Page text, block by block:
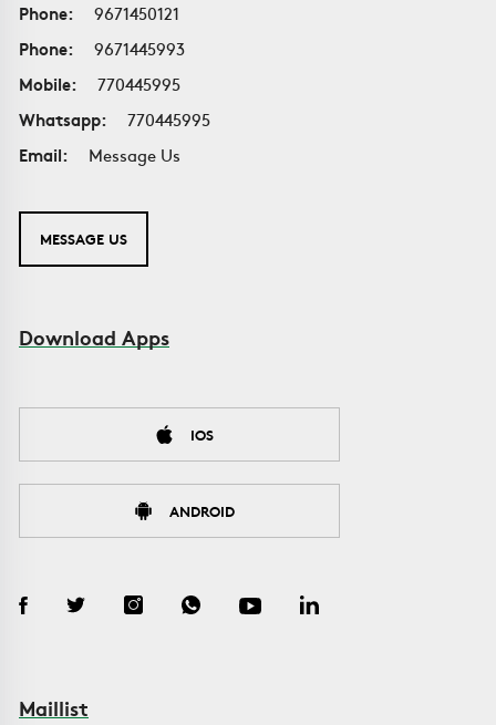
Phone:
9671450121
Phone:
9671445993
Mobile:
770445995
Whatsapp:
770445995
Email:
Message Us
MESSAGE US
Download Apps
IOS
ANDROID
Maillist